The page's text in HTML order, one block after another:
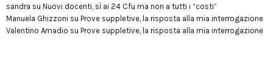
sandra su Nuovi docenti, sì ai 24 Cfu ma non a tutti i “costi”
Manuela Ghizzoni su Prove suppletive, la risposta alla mia interrogazione
Valentino Amadio su Prove suppletive, la risposta alla mia interrogazione